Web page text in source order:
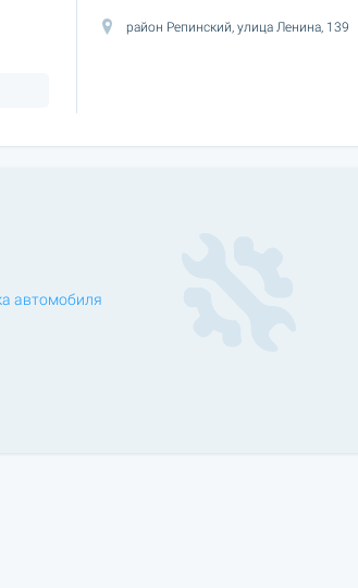
район Репинский, улица Ленина, 139
автомобиля